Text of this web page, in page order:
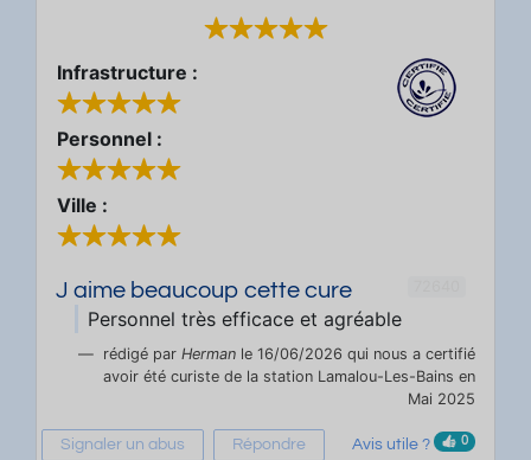
Infrastructure :
Personnel :
Ville :
J aime beaucoup cette cure
Personnel très efficace et agréable
rédigé par Herman le 16/06/2026 qui nous a certifié
avoir été curiste de la station Lamalou-Les-Bains en
Mai 2025
Signaler un abus Répondre Avis utile ? 0